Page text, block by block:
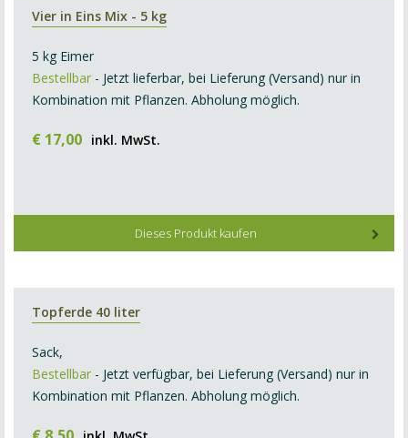
Vier in Eins Mix - 5 kg
5 kg Eimer
Bestellbar - Jetzt lieferbar, bei Lieferung (Versand) nur in
Kombination mit Pflanzen. Abholung möglich.
€ 17,00 inkl. MwSt.
Dieses Produkt kaufen
Topferde 40 liter
Sack,
Bestellbar - Jetzt verfügbar, bei Lieferung (Versand) nur in
Kombination mit Pflanzen. Abholung möglich.